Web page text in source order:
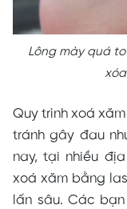
Lông mày quá
Quy trình xoá
tránh gây đau
nay, tại nhiều
xoá xăm bằng
lấn sâu. Các